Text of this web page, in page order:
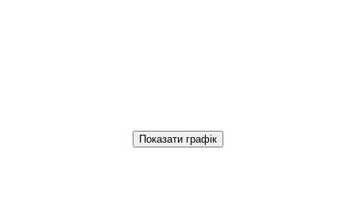
Показати графік